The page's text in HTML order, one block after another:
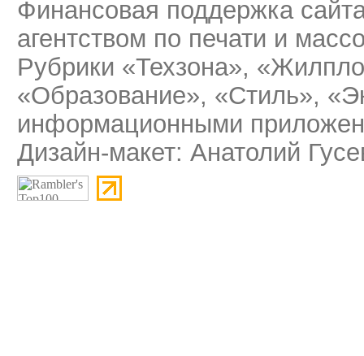
Финансовая поддержка
агентством по печати и
Рубрики «Техзона»,
«Образование», «Стиль»,
информационными
Дизайн-макет: Анатолий